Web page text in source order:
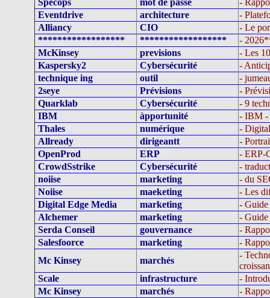
Specops
mot de passe
-
Eventdrive
architecture
-
Alliancy
CIO
- Le
******************
******************
-
McKinsey
previsions
- Les
Kaspersky2
Cybersécurité
-
technique ing
outil
-
2seye
Prévisions
-
Quarklab
Cybersécurité
- 9
IBM
àpportunité
- IBM -
Thales
numérique
-
Allready
dirigeantt
-
OpenProd
ERP
- ERP-
CrowdSstrike
Cybersécurité
-
noiise
marketing
- du
Noiise
maeketing
- Les
Digital Edge Media
marketing
- Guide
Alchemer
marketing
- Guide
Serda Conseil
gouvernance
-
Salesfoorce
marketing
-
Mc Kinsey
marchés
-
Scale
infrastructure
-
Mc Kinsey
marchés
-